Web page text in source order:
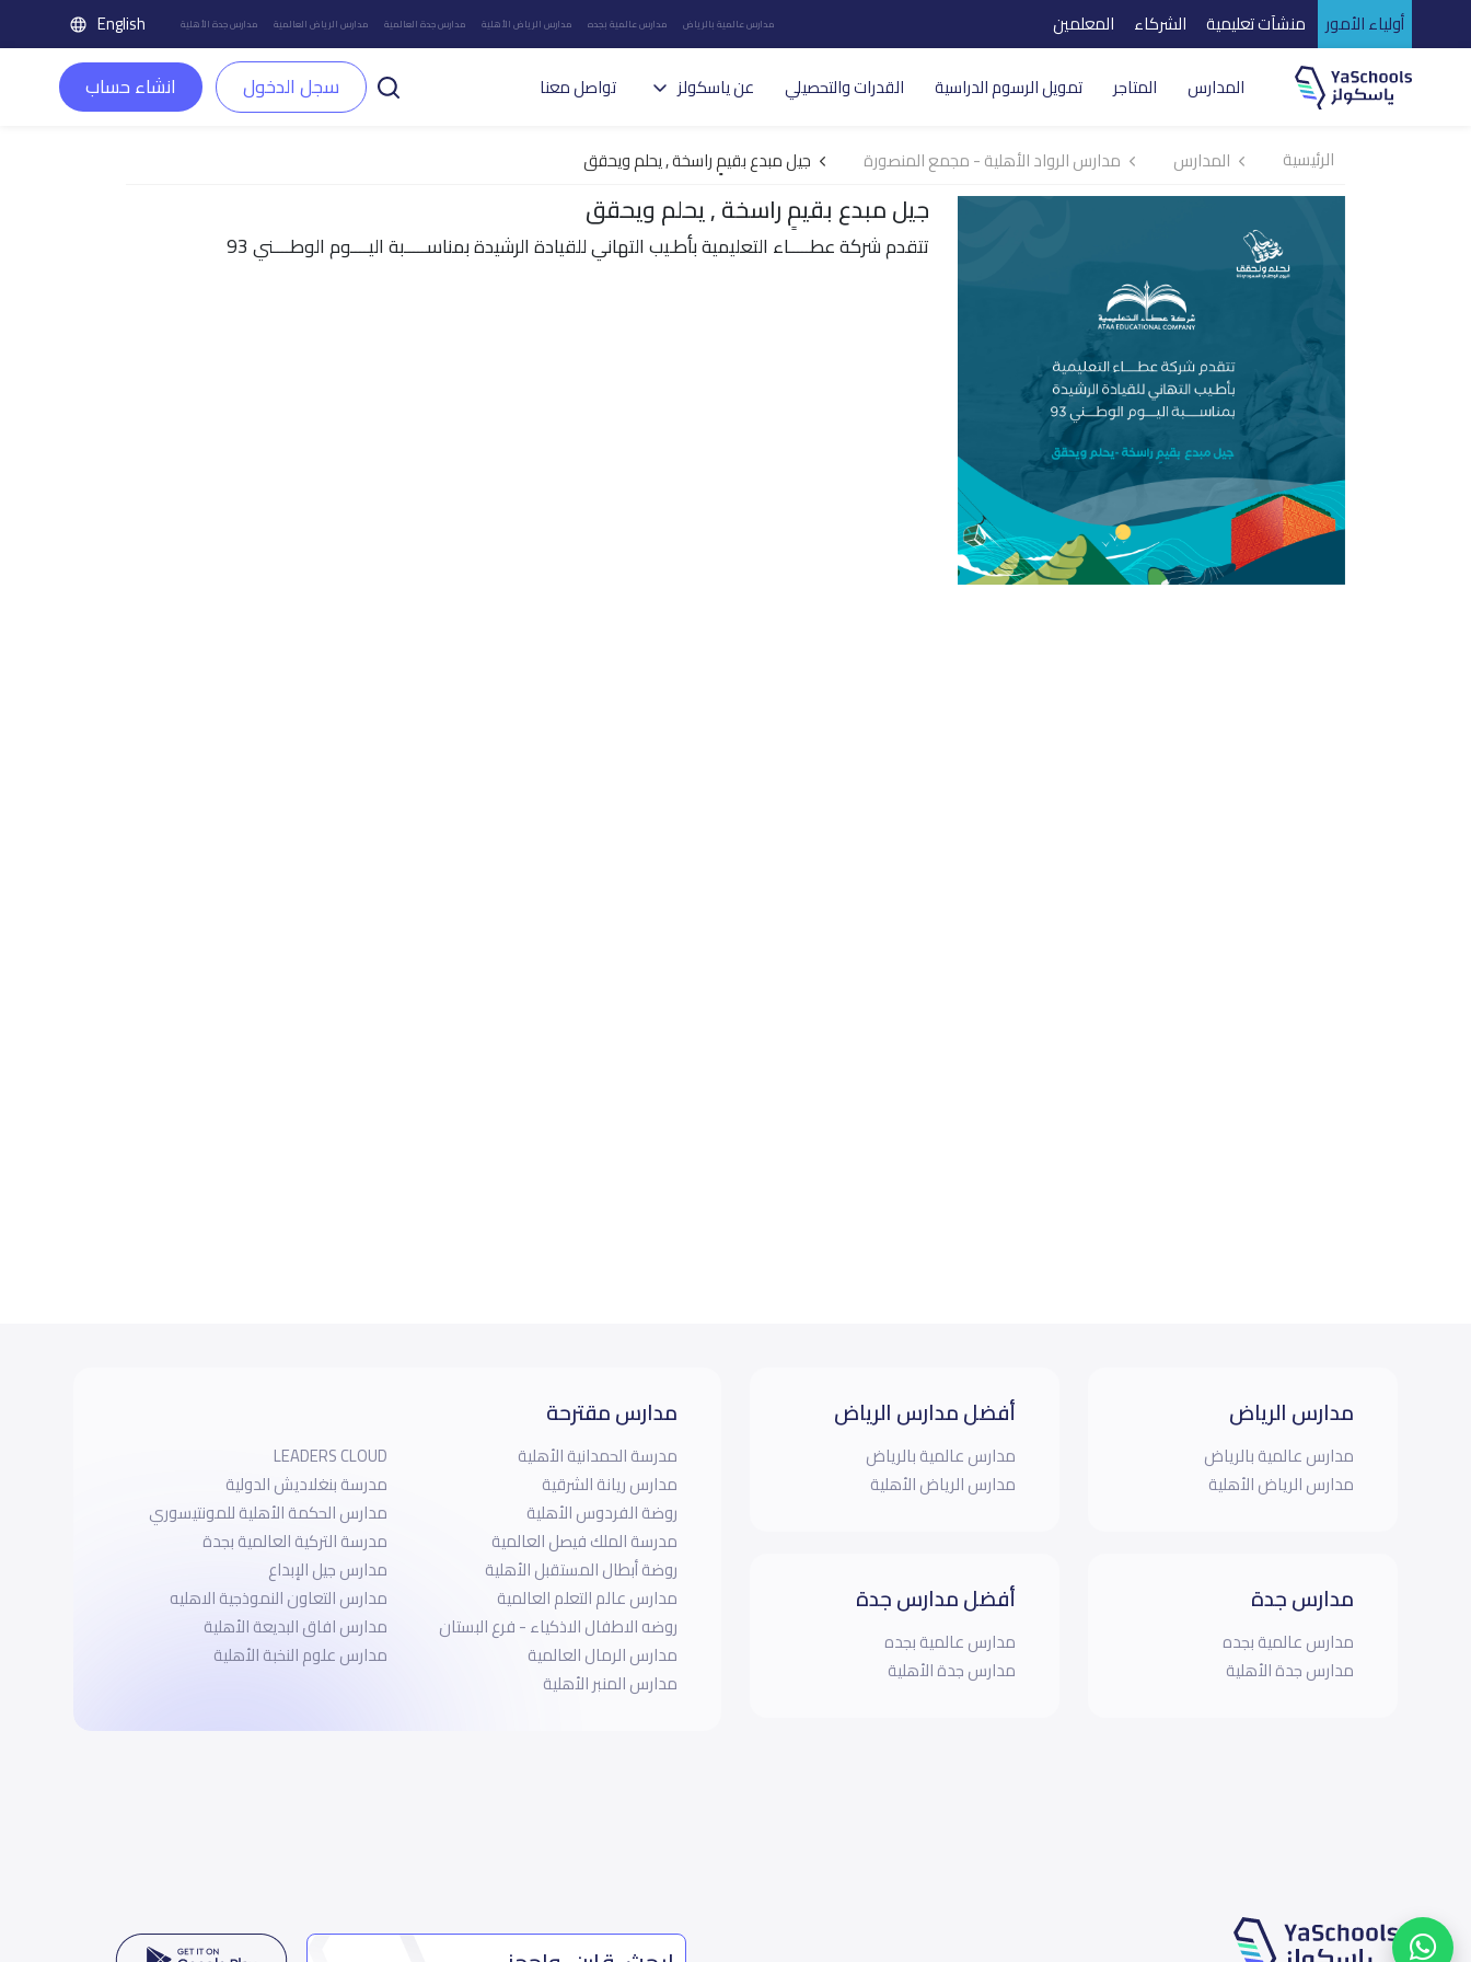
أولياء الأمور منشآت تعليمية الشركاء المعلمين مدارس عالمية بالرياض مدارس عالمية بجده مدارس الرياض الأهلية مدارس جدة العالمية مدارس الرياض العالمية مدارس جدة الأهلية English
المدارس المتاجر تمويل الرسوم الدراسية القدرات والتحصيلي عن ياسكولز تواصل معنا سجل الدخول انشاء حساب
الرئيسية المدارس مدارس الرواد الأهلية - مجمع المنصورة جيل مبدع بقيمٍ راسخة , يحلم ويحقق
جيل مبدع بقيمٍ راسخة , يحلم ويحقق
تتقدم شركة عطـــــاء التعليمية بأطـيب التهاني للقيادة الرشيدة بمناســـــبة اليــــوم الوطــــني 93
مدارس الرياض
مدارس عالمية بالرياض
مدارس الرياض الأهلية
مدارس جدة
مدارس عالمية بجده
مدارس جدة الأهلية
أفضل مدارس الرياض
مدارس عالمية بالرياض
مدارس الرياض الأهلية
أفضل مدارس جدة
مدارس عالمية بجده
مدارس جدة الأهلية
مدارس مقترحة
مدرسة الحمدانية الأهلية
مدارس ريانة الشرقية
روضة الفردوس الأهلية
مدرسة الملك فيصل العالمية
روضة أبطال المستقبل الأهلية
مدارس عالم التعلم العالمية
روضه الاطفال الاذكياء - فرع البستان
مدارس الرمال العالمية
مدارس المنبر الأهلية
LEADERS CLOUD
مدرسة بنغلاديش الدولية
مدارس الحكمة الأهلية للمونتيسوري
مدرسة التركية العالمية بجدة
مدارس جيل الإبداع
مدارس التعاون النموذجية الاهليه
مدارس افاق البديعة الأهلية
مدارس علوم النخبة الأهلية